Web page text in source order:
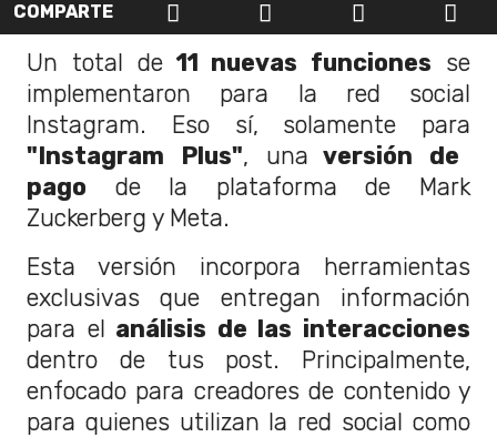
COMPARTE
Un total de11 nuevas funciones se
implementaron para la red social
Instagram. Eso sí, solamente para
"Instagram Plus", una versión de
pago de la plataforma de Mark
Zuckerberg y Meta.
Esta versión incorpora herramientas
exclusivas que entregan información
para el análisis de las interacciones
dentro de tus post. Principalmente,
enfocado para creadores de contenido y
para quienes utilizan la red social como